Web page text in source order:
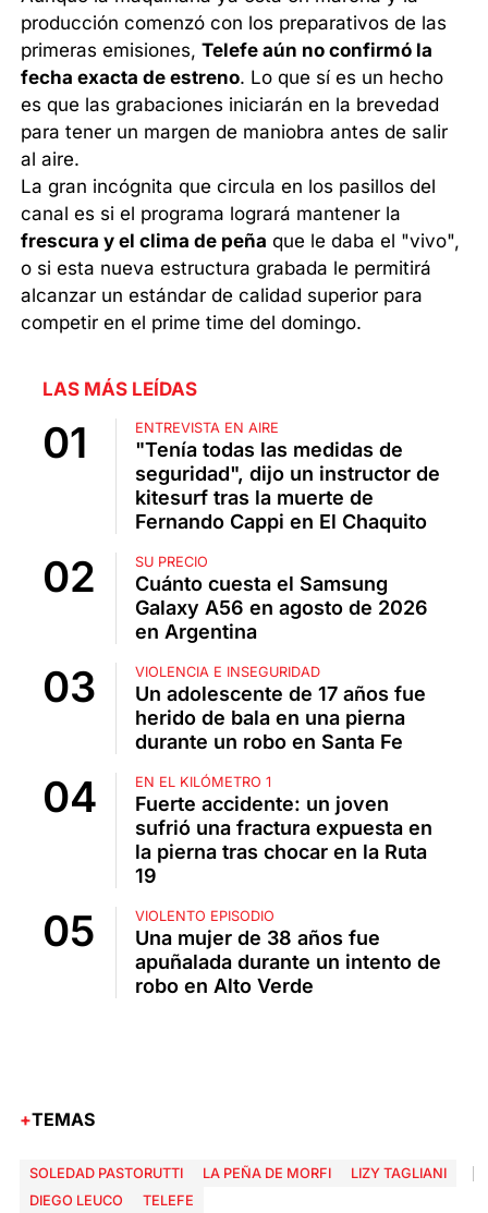
producción comenzó con los preparativos de las
primeras emisiones,Telefe aún no confirmó la
fecha exacta de estreno. Lo que sí es un hecho
es que las grabaciones iniciarán en la brevedad
para tener un margen de maniobra antes de salir
al aire.
La gran incógnita que circula en los pasillos del
canal es si el programa logrará mantener la
frescura y el clima de peña que le daba el "vivo",
o si esta nueva estructura grabada le permitirá
alcanzar un estándar de calidad superior para
competir en el prime time del domingo.
LAS MÁS LEÍDAS
ENTREVISTA EN AIRE
"Tenía todas las medidas de
seguridad", dijo un instructor de
kitesurf tras la muerte de
Fernando Cappi en El Chaquito
SU PRECIO
Cuánto cuesta el Samsung
Galaxy A56 en agosto de 2026
en Argentina
VIOLENCIA E INSEGURIDAD
Un adolescente de 17 años fue
herido de bala en una pierna
durante un robo en Santa Fe
EN EL KILÓMETRO 1
Fuerte accidente: un joven
sufrió una fractura expuesta en
la pierna tras chocar en la Ruta
19
VIOLENTO EPISODIO
Una mujer de 38 años fue
apuñalada durante un intento de
robo en Alto Verde
TEMAS
SOLEDAD PASTORUTTI LA PEÑA DE MORFI
LIZY TAGLIANI
DIEGO LEUCO
TELEFE